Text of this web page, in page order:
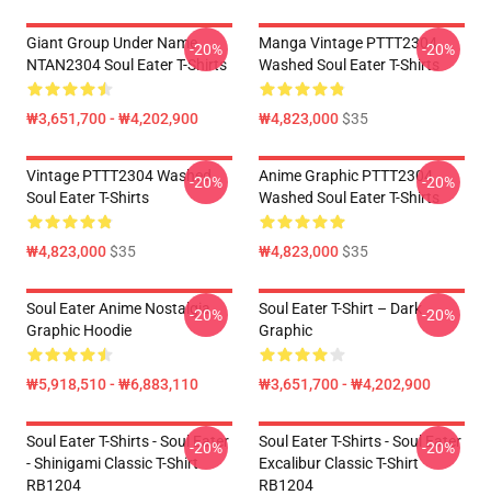
Giant Group Under Name
NTAN2304 Soul Eater T-Shirts
₩3,651,700 - ₩4,202,900
-20%
Manga Vintage PTTT2304
Washed Soul Eater T-Shirts
₩4,823,000$35
-20%
Vintage PTTT2304 Washed
Soul Eater T-Shirts
₩4,823,000$35
-20%
Anime Graphic PTTT2304
Washed Soul Eater T-Shirts
₩4,823,000$35
-20%
Soul Eater Anime Nostalgia
Graphic Hoodie
₩5,918,510 - ₩6,883,110
-20%
Soul Eater T-Shirt – Dark
Graphic
₩3,651,700 - ₩4,202,900
-20%
Soul Eater T-Shirts - Soul Eater
- Shinigami Classic T-Shirt
RB1204
-20%
Soul Eater T-Shirts - Soul Eater
Excalibur Classic T-Shirt
RB1204
-20%